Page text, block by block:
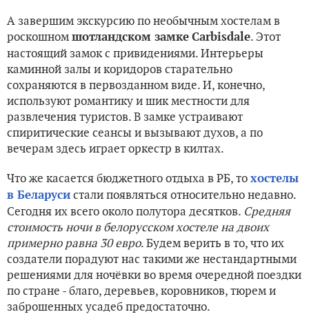
А завершим экскурсию по необычным хостелам в
роскошном шотландском замке Carbisdale. Этот
настоящий замок с привидениями. Интерьеры
каминной залы и коридоров старательно
сохраняются в первозданном виде. И, конечно,
используют романтику и шик местности для
развлечения туристов. В замке устраивают
спиритические сеансы и вызывают духов, а по
вечерам здесь играет оркестр в килтах.
Что же касается бюджетного отдыха в РБ, то хостелы
в Беларуси стали появляться относительно недавно.
Сегодня их всего около полутора десятков. Средняя
стоимость ночи в белорусском хостеле на двоих
примерно равна 30 евро. Будем верить в то, что их
создатели порадуют нас такими же нестандартными
решениями для ночёвки во время очередной поездки
по стране - благо, деревьев, коровников, тюрем и
заброшенных усадеб предостаточно.